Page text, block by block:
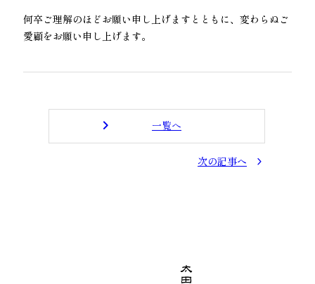
何卒ご理解のほどお願い申し上げますとともに、変わらぬご
愛顧をお願い申し上げます。
一覧へ
次の記事へ